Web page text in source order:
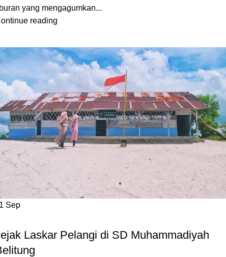
yang mengagumkan...
reading
Sep
Laskar Pelangi di SD Muhammadiyah